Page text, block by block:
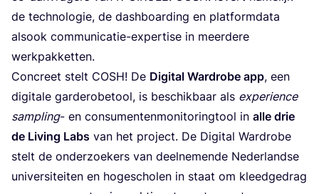
de tech­no­lo­gie, de dash­boar­ding en plat­form­da­ta
als­ook com­mu­ni­ca­tie-exper­ti­se in meer­de­re
werkpakketten.
Con­creet stelt COSH! De Digi­tal Ward­ro­be app, een
digi­ta­le gar­de­ro­be­tool, is beschik­baar als expe­rien­ce
sam­pling- en con­su­men­ten­mo­ni­to­ring­tool in alle drie
de Living Labs van het pro­ject. De Digi­tal Ward­ro­be
stelt de onder­zoe­kers van deel­ne­men­de Neder­land­se
uni­ver­si­tei­ten en hoge­scho­len in staat om kleed­ge­drag